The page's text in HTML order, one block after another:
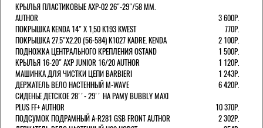
КРЫЛЬЯ ПЛАСТИКОВЫЕ AXP-02 26"-29"/58 ММ.
AUTHOR
3 600Р.
ПОКРЫШКА KENDA 14" Х 1,50 K193 KWEST
770Р.
ПОКРЫШКА 27.5"Х2.20 (56-584) K1027 KADRE. KENDA
2 100Р.
ПОДНОЖКА ЦЕНТРАЛЬНОГО КРЕПЛЕНИЯ OSTAND
1 500Р.
КРЫЛЬЯ 16-20" AXP JUNIOR 16/20 AUTHOR
1 120Р.
МАШИНКА ДЛЯ ЧИСТКИ ЦЕПИ BARBIERI
1 243Р.
ДЕРЖАТЕЛЬ ВЕЛО НАСТЕННЫЙ M-WAVE
6 420Р.
СИДЕНЬЕ ДЕТСКОЕ 28''- 29'' НА РАМУ BUBBLY MAXI
PLUS FF+ AUTHOR
10 370Р.
ПОДСУМОК ПОДРАМНЫЙ A-R281 GSB FRONT AUTHOR
2 302Р.